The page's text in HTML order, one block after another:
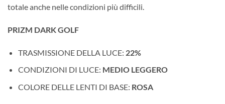
totale anche nelle condizioni più difficili.
PRIZM DARK GOLF
TRASMISSIONE DELLA LUCE: 22%
CONDIZIONI DI LUCE: MEDIO LEGGERO
COLORE DELLE LENTI DI BASE: ROSA